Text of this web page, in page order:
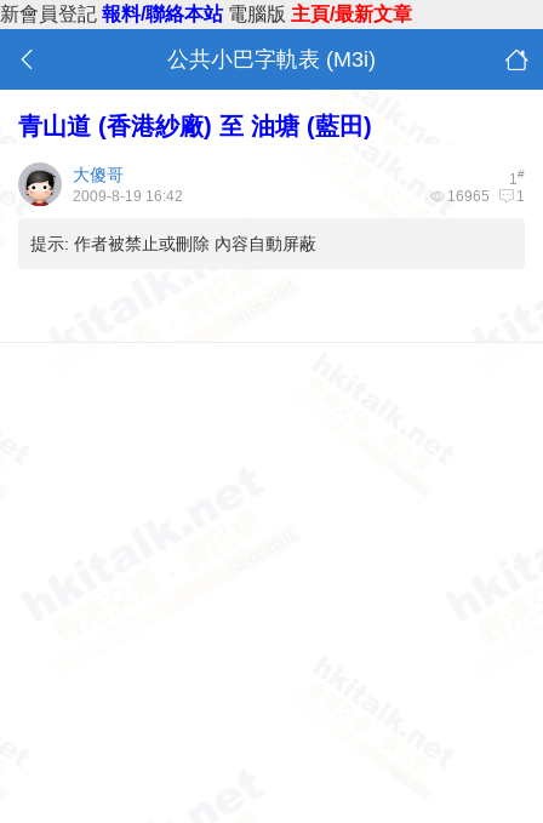
新會員登記 報料/聯絡本站 電腦版 主頁/最新文章
公共小巴字軌表 (M3i)
青山道 (香港紗廠) 至 油塘 (藍田)
1#
大傻哥
16965 1
2009-8-19 16:42
提示: 作者被禁止或刪除 內容自動屏蔽